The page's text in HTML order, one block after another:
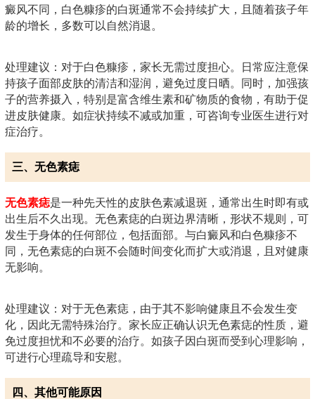
癜风不同，白色糠疹的白斑通常不会持续扩大，且随着孩子年
龄的增长，多数可以自然消退。
处理建议：对于白色糠疹，家长无需过度担心。日常应注意保
持孩子面部皮肤的清洁和湿润，避免过度日晒。同时，加强孩
子的营养摄入，特别是富含维生素和矿物质的食物，有助于促
进皮肤健康。如症状持续不减或加重，可咨询专业医生进行对
症治疗。
三、无色素痣
无色素痣是一种先天性的皮肤色素减退斑，通常出生时即有或
出生后不久出现。无色素痣的白斑边界清晰，形状不规则，可
发生于身体的任何部位，包括面部。与白癜风和白色糠疹不
同，无色素痣的白斑不会随时间变化而扩大或消退，且对健康
无影响。
处理建议：对于无色素痣，由于其不影响健康且不会发生变
化，因此无需特殊治疗。家长应正确认识无色素痣的性质，避
免过度担忧和不必要的治疗。如孩子因白斑而受到心理影响，
可进行心理疏导和安慰。
四、其他可能原因